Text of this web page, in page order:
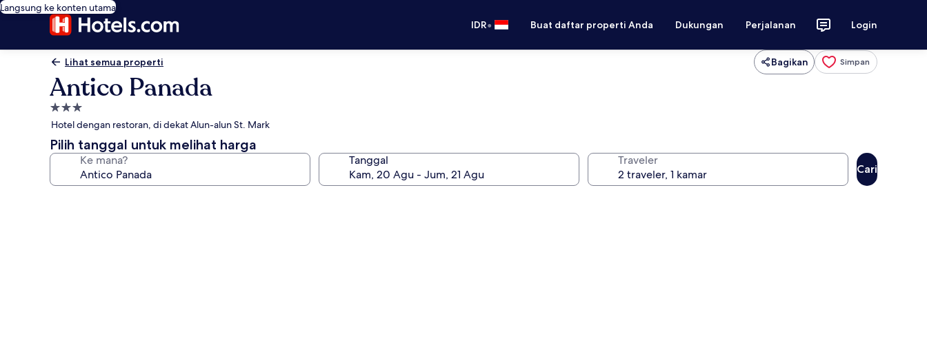
Langsung ke konten utama
IDR• Buat daftar properti Anda Dukungan Perjalanan Login
Lihat semua properti Bagikan Simpan
Antico Panada
Properti
bintang
3.0
Hotel dengan restoran, di dekat Alun-alun St. Mark
Pilih tanggal untuk melihat harga
Ke mana? Tanggal Traveler
Cari